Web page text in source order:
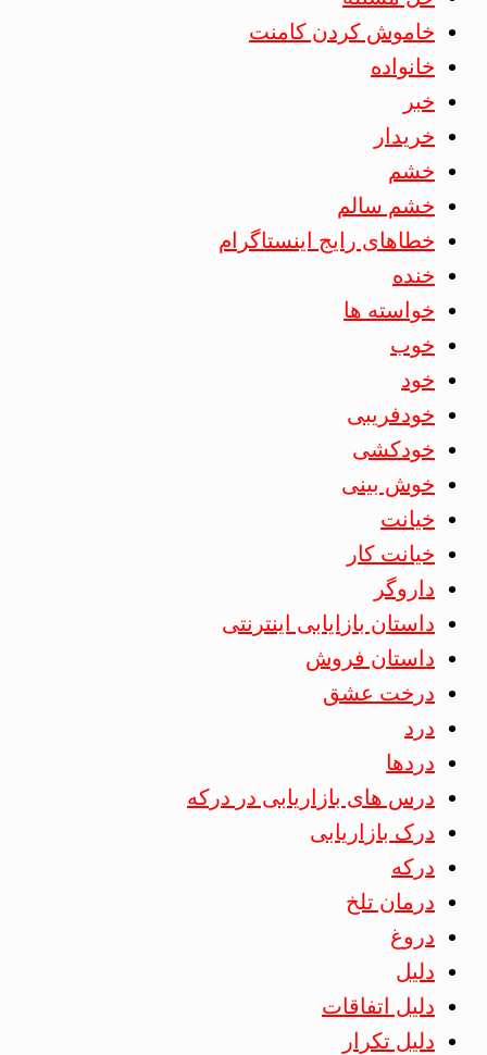
خاموش کردن کامنت
خانواده
خبر
خریدار
خشم
خشم سالم
خطاهای رایج اینستاگرام
خنده
خواسته ها
خوب
خود
خودفریبی
خودکشی
خوش بینی
خیانت
خیانت کار
داروگر
داستان بازایابی اینترنتی
داستان فروش
درخت عشق
درد
دردها
درس های بازاریابی در درکه
درک بازاریابی
درکه
درمان تلخ
دروغ
دلیل
دلیل اتفاقات
دلیل تکرار